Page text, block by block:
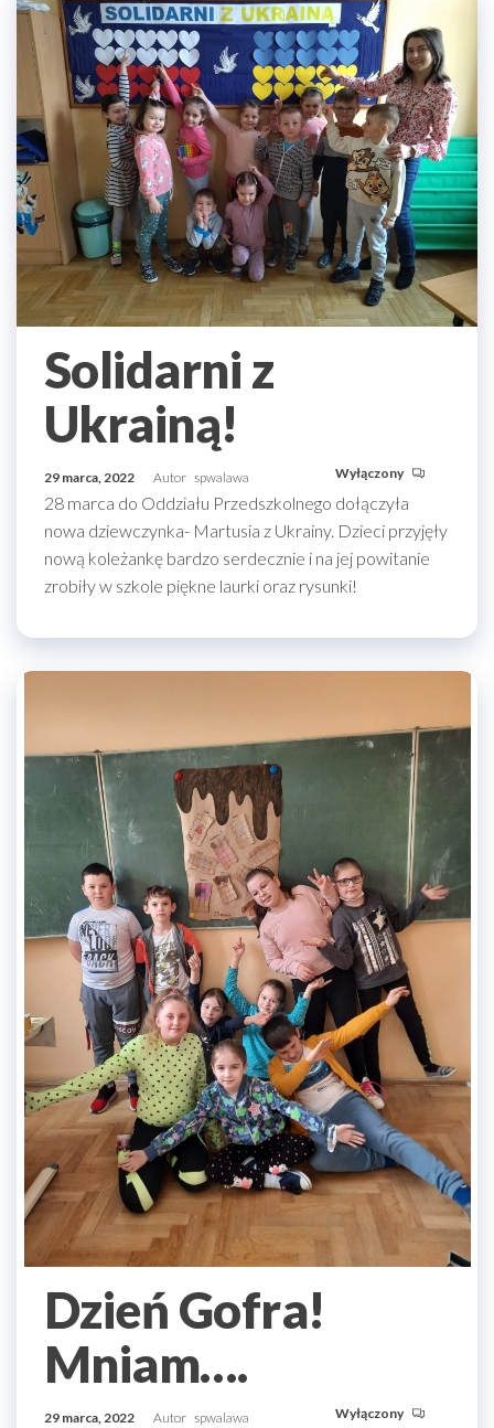
Solidarni z
Ukrainą!
29 marca, 2022 Autor spwalawa Wyłączony
28 marca do Oddziału Przedszkolnego dołączyła
nowa dziewczynka- Martusia z Ukrainy. Dzieci przyjęły
nową koleżankę bardzo serdecznie i na jej powitanie
zrobiły w szkole piękne laurki oraz rysunki!
Dzień Gofra!
Mniam….
29 marca, 2022 Autor spwalawa Wyłączony